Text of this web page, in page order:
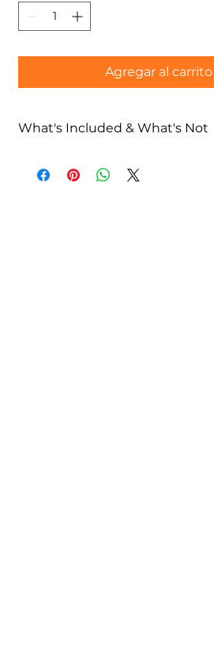
Agregar al carrito
What's Included & What's Not
Sesión de Zazen (meditación